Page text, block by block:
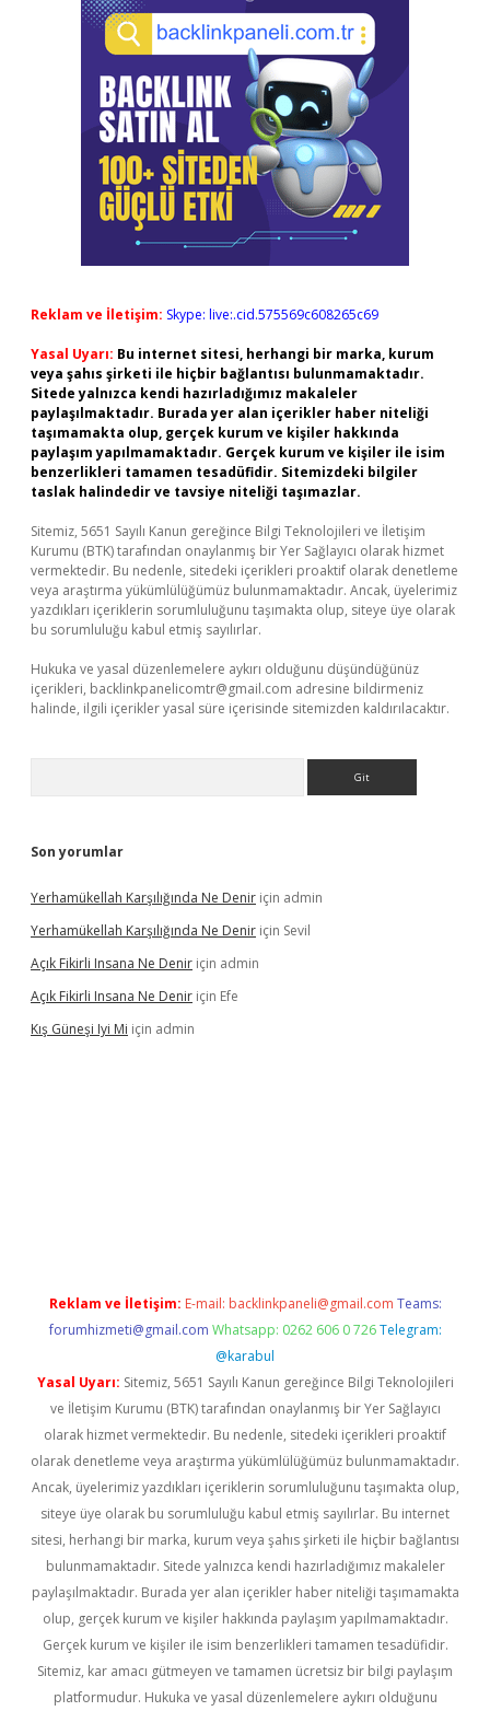
Reklam ve İletişim: Skype: live:.cid.575569c608265c69
Yasal Uyarı: Bu internet sitesi, herhangi bir marka, kurum
veya şahıs şirketi ile hiçbir bağlantısı bulunmamaktadır.
Sitede yalnızca kendi hazırladığımız makaleler
paylaşılmaktadır. Burada yer alan içerikler haber niteliği
taşımamakta olup, gerçek kurum ve kişiler hakkında
paylaşım yapılmamaktadır. Gerçek kurum ve kişiler ile isim
benzerlikleri tamamen tesadüfidir. Sitemizdeki bilgiler
taslak halindedir ve tavsiye niteliği taşımazlar.
Sitemiz, 5651 Sayılı Kanun gereğince Bilgi Teknolojileri ve İletişim
Kurumu (BTK) tarafından onaylanmış bir Yer Sağlayıcı olarak hizmet
vermektedir. Bu nedenle, sitedeki içerikleri proaktif olarak denetleme
veya araştırma yükümlülüğümüz bulunmamaktadır. Ancak, üyelerimiz
yazdıkları içeriklerin sorumluluğunu taşımakta olup, siteye üye olarak
bu sorumluluğu kabul etmiş sayılırlar.
Hukuka ve yasal düzenlemelere aykırı olduğunu düşündüğünüz
içerikleri, backlinkpanelicomtr@gmail.com adresine bildirmeniz
halinde, ilgili içerikler yasal süre içerisinde sitemizden kaldırılacaktır.
Son yorumlar
Yerhamükellah Karşılığında Ne Denir için admin
Yerhamükellah Karşılığında Ne Denir için Sevil
Açık Fikirli Insana Ne Denir için admin
Açık Fikirli Insana Ne Denir için Efe
Kış Güneşi Iyi Mi için admin
Reklam ve İletişim: E-mail: backlinkpaneli@gmail.com Teams:
forumhizmeti@gmail.com Whatsapp: 0262 606 0 726 Telegram:
@karabul
Yasal Uyarı: Sitemiz, 5651 Sayılı Kanun gereğince Bilgi Teknolojileri
ve İletişim Kurumu (BTK) tarafından onaylanmış bir Yer Sağlayıcı
olarak hizmet vermektedir. Bu nedenle, sitedeki içerikleri proaktif
olarak denetleme veya araştırma yükümlülüğümüz bulunmamaktadır.
Ancak, üyelerimiz yazdıkları içeriklerin sorumluluğunu taşımakta olup,
siteye üye olarak bu sorumluluğu kabul etmiş sayılırlar. Bu internet
sitesi, herhangi bir marka, kurum veya şahıs şirketi ile hiçbir bağlantısı
bulunmamaktadır. Sitede yalnızca kendi hazırladığımız makaleler
paylaşılmaktadır. Burada yer alan içerikler haber niteliği taşımamakta
olup, gerçek kurum ve kişiler hakkında paylaşım yapılmamaktadır.
Gerçek kurum ve kişiler ile isim benzerlikleri tamamen tesadüfidir.
Sitemiz, kar amacı gütmeyen ve tamamen ücretsiz bir bilgi paylaşım
platformudur. Hukuka ve yasal düzenlemelere aykırı olduğunu